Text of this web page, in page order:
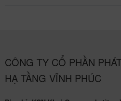
CÔNG TY CỔ PHẦN
HẠ TẦNG VĨNH PHÚC